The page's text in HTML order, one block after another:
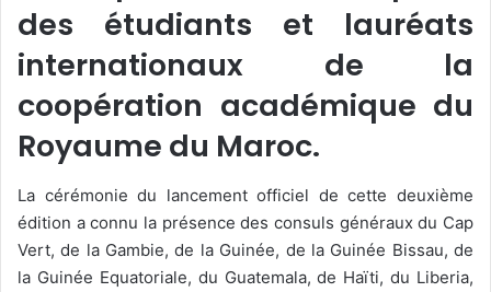
des étudiants et lauréats
internationaux de la
coopération académique du
Royaume du Maroc.
La cérémonie du lancement officiel de cette deuxième
édition a connu la présence des consuls généraux du Cap
Vert, de la Gambie, de la Guinée, de la Guinée Bissau, de
la Guinée Equatoriale, du Guatemala, de Haïti, du Liberia,